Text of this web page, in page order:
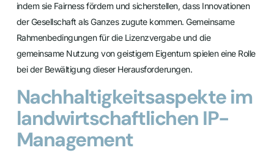
indem sie Fairness fördern und sicherstellen, dass Innovationen
der Gesellschaft als Ganzes zugute kommen. Gemeinsame
Rahmenbedingungen für die Lizenzvergabe und die
gemeinsame Nutzung von geistigem Eigentum spielen eine Rolle
bei der Bewältigung dieser Herausforderungen.
Nachhaltigkeitsaspekte im
landwirtschaftlichen IP-
Management